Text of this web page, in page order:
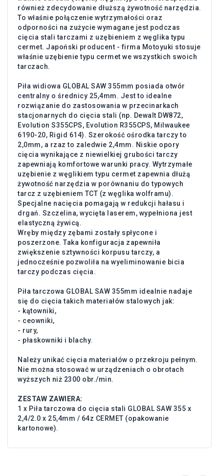
również zdecydowanie dłuższą żywotność narzędzia.
To właśnie połączenie wytrzymałości oraz
odporności na zużycie wymagane jest podczas
cięcia stali tarczami z uzębieniem z węglika typu
cermet. Japoński producent - firma Motoyuki stosuje
właśnie uzębienie typu cermet we wszystkich swoich
tarczach.
Piła widiowa GLOBAL SAW 355mm posiada otwór
centralny o średnicy 25,4mm. Jest to idealne
rozwiązanie do zastosowania w przecinarkach
stacjonarnych do cięcia stali (np. Dewalt DW872,
Evolution S355CPS, Evolution R355CPS, Milwaukee
6190-20, Rigid 614). Szerokość ośrodka tarczy to
2,0mm, a rzaz to zaledwie 2,4mm. Niskie opory
cięcia wynikające z niewielkiej grubości tarczy
zapewniają komfortowe warunki pracy. Wytrzymałe
uzębienie z węglikiem typu cermet zapewnia dłużą
żywotność narzędzia w porównaniu do typowych
tarcz z uzębieniem TCT (z węglika wolframu).
Specjalne nacięcia pomagają w redukcji hałasu i
drgań. Szczelina, wycięta laserem, wypełniona jest
elastyczną żywicą.
Wręby między zębami zostały spłycone i
poszerzone. Taka konfiguracja zapewniła
zwiększenie sztywności korpusu tarczy, a
jednocześnie pozwoliła na wyeliminowanie bicia
tarczy podczas cięcia.
Piła tarczowa GLOBAL SAW 355mm idealnie nadaje
się do cięcia takich materiałów stalowych jak:
- kątowniki,
- ceowniki,
- rury,
- płaskowniki i blachy.
Należy unikać cięcia materiałów o przekroju pełnym.
Nie można stosować w urządzeniach o obrotach
wyższych niż 2300 obr./min.
ZESTAW ZAWIERA:
1 x Piła tarczowa do cięcia stali GLOBAL SAW 355 x
2,4/2.0 x 25,4mm / 64z CERMET (opakowanie
kartonowe).